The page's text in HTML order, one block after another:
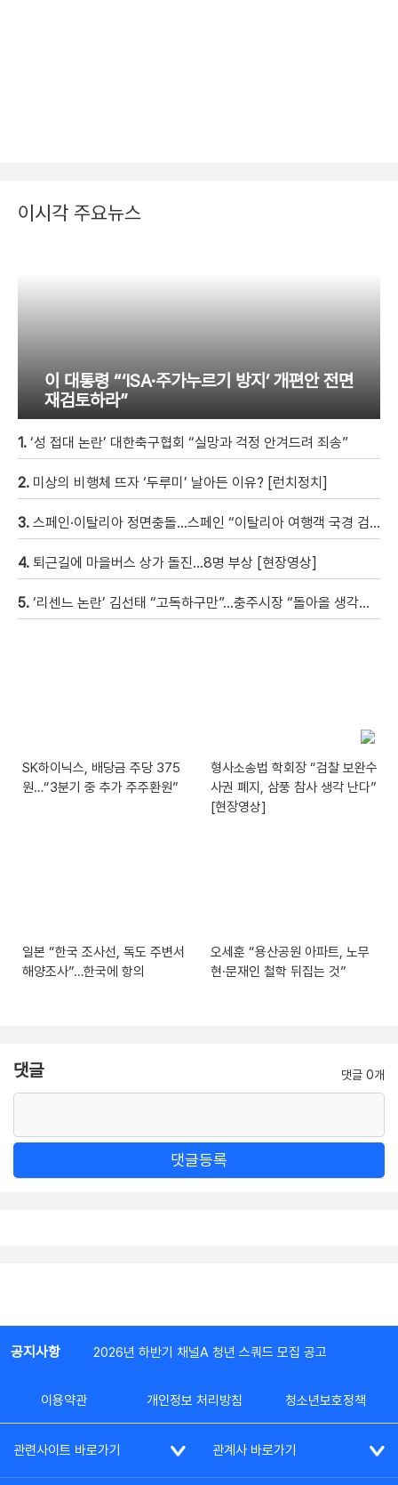
이시각 주요뉴스
이 대통령 “‘ISA·주가누르기 방지’ 개편안 전면
재검토하라”
1. ‘성 접대 논란’ 대한축구협회 “실망과 걱정 안겨드려 죄송”
2. 미상의 비행체 뜨자 ‘두루미’ 날아든 이유? [런치정치]
3. 스페인·이탈리아 정면충돌…스페인 “이탈리아 여행객 국경 검문할 것”
4. 퇴근길에 마을버스 상가 돌진…8명 부상 [현장영상]
5. ‘리센느 논란’ 김선태 “고독하구만”…충주시장 “돌아올 생각은?”
SK하이닉스, 배당금 주당 375
원…“3분기 중 추가 주주환원”
형사소송법 학회장 “검찰 보완수
사권 폐지, 삼풍 참사 생각 난다”
[현장영상]
일본 “한국 조사선, 독도 주변서
해양조사”…한국에 항의
오세훈 “용산공원 아파트, 노무
현·문재인 철학 뒤집는 것”
댓글 댓글 0개
댓글등록
공지사항 2026년 하반기 채널A 청년 스쿼드 모집 공고
이용약관 개인정보 처리방침 청소년보호정책
관련사이트 바로가기 관계사 바로가기